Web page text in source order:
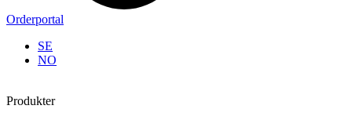
Orderportal
SE
NO
Produkter